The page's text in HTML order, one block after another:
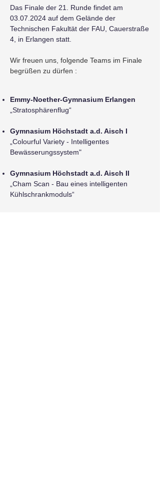
Das Finale der 21. Runde findet am
03.07.2024 auf dem Gelände der
Technischen Fakultät der FAU, Cauerstraße
4, in Erlangen statt.
Wir freuen uns, folgende Teams im Finale
begrüßen zu dürfen :
Emmy-Noether-Gymnasium Erlangen
„Stratosphärenflug“
Gymnasium Höchstadt a.d. Aisch I
„Colourful Variety - Intelligentes
Bewässerungssystem"
Gymnasium Höchstadt a.d. Aisch II
„Cham Scan - Bau eines intelligenten
Kühlschrankmoduls“